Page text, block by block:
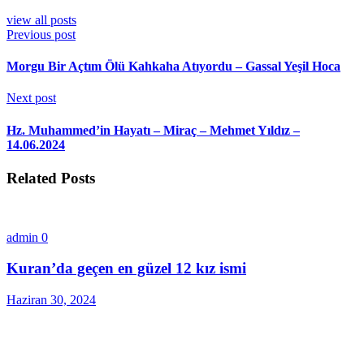
view all posts
Previous post
Morgu Bir Açtım Ölü Kahkaha Atıyordu – Gassal Yeşil Hoca
Next post
Hz. Muhammed’in Hayatı – Miraç – Mehmet Yıldız –
14.06.2024
Related Posts
admin 0
Kuran’da geçen en güzel 12 kız ismi
Haziran 30, 2024